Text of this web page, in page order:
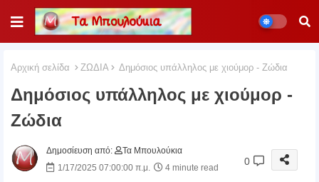
Αρχική σελίδα ΖΩΔΙΑ Δημόσιος υπάλληλος με χιούμορ - Ζώδια
Δημόσιος υπάλληλος με χιούμορ -
Ζώδια
Δημοσίευση από:
Τα Μπουλούκια
1/17/2025 07:00:00 π.μ.
4 minute read
0